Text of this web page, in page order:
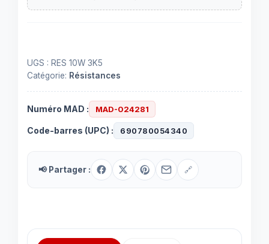
UGS : RES 10W 3K5
Catégorie: Résistances
Numéro MAD : MAD-024281
Code-barres (UPC) : 690780054340
📢 Partager : 🔗